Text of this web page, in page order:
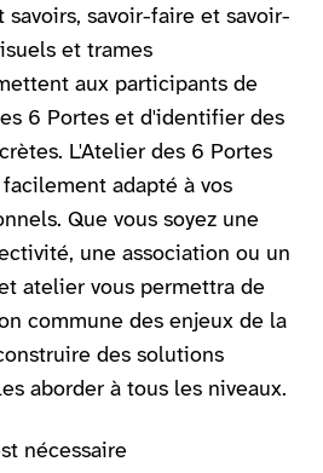
savoir-faire et savoir-
et trames
aux participants de
6 Portes et d'identifier des
L'Atelier des 6 Portes
adapté à vos
Que vous soyez une
une association ou un
atelier vous permettra de
commune des enjeux de la
des solutions
aborder à tous les niveaux.
nécessaire